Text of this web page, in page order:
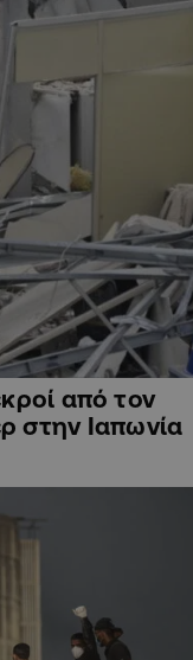
από τον
στην Ιαπωνία